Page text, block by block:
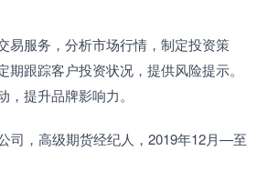
易服务，分析市场行情，制定投资策
期跟踪客户投资状况，提供风险提示。
提升品牌影响力。
司，高级期货经纪人，2019年12月—至